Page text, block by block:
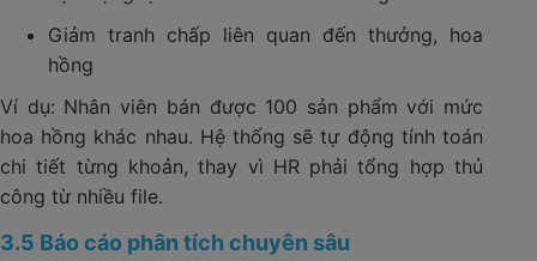
Giảm tranh chấp liên quan đến thưởng, hoa
hồng
Ví dụ: Nhân viên bán được 100 sản phẩm với mức
hoa hồng khác nhau. Hệ thống sẽ tự động tính toán
chi tiết từng khoản, thay vì HR phải tổng hợp thủ
công từ nhiều file.
3.5 Báo cáo phân tích chuyên sâu